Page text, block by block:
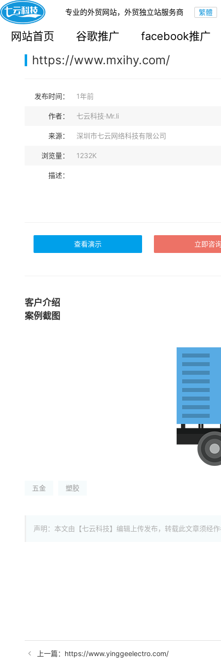
专业的外贸网站，外贸独立站服务商
网站首页 谷歌推广 facebook推广
您的当前位置： 网站首页>案例展示>B2B外贸独立站
https://www.mxihy.com/
发布时间： 1年前
作者： 七云科技·Mr.li
来源： 深圳市七云网络科技有限公司
浏览量： 1232K
描述：
查看演示 立即咨
客户介绍
案例截图
五金 塑胶
声明：本文由【七云科技】编辑上传发布，转载此文章须经
上一篇：https://www.yinggeelectro.com/